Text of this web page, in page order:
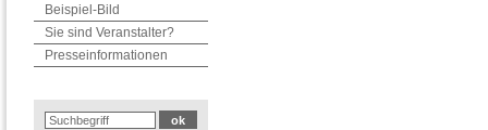
Beispiel-Bild
Sie sind Veranstalter?
Presseinformationen